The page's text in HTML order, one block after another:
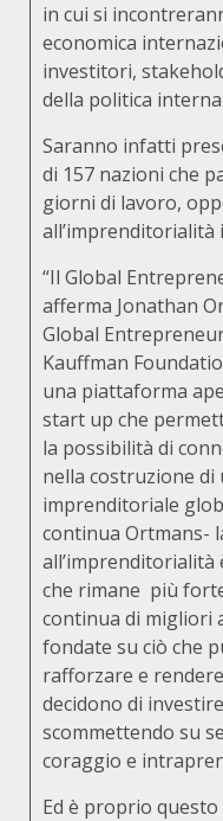
in cui si
economica
investitori,
della politica
Saranno infatti
di 157 nazioni che
giorni di lavoro,
“Il Global
afferma Jonathan
Global
Kauffman
una piattaforma
start up che
la possibilità di
nella costruzione di
imprenditoriale
continua Ortmans-
all’imprenditorialità
che rimane più
continua di migliori
fondate su ciò che
rafforzare e
decidono di
scommettendo su
coraggio e
Ed è proprio